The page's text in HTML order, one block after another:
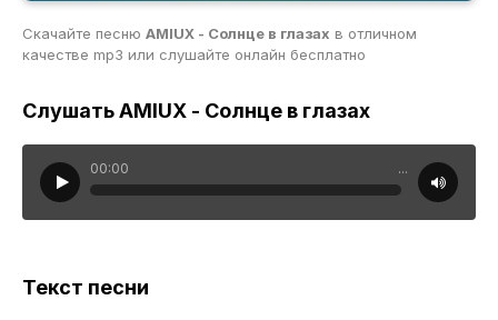
Скачайте песню AMIUX - Солнце в глазах в отличном
качестве mp3 или слушайте онлайн бесплатно
Слушать AMIUX - Солнце в глазах
00:00 ...
Текст песни